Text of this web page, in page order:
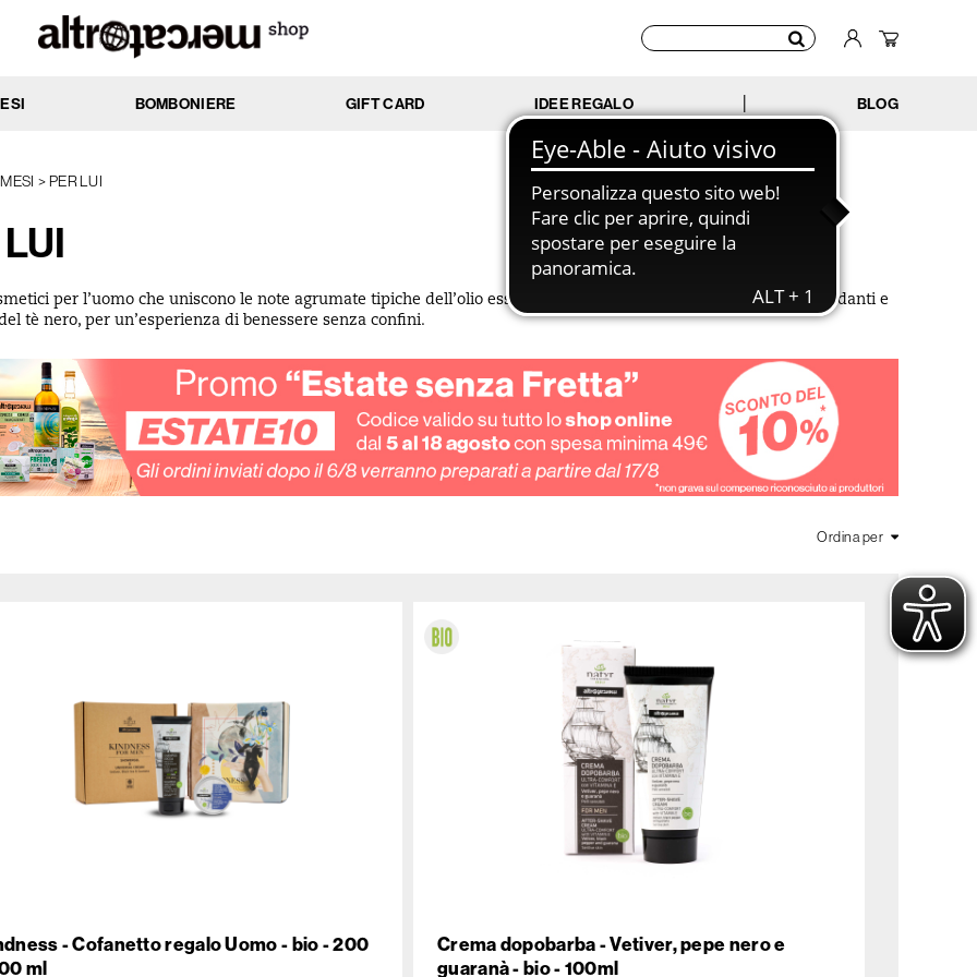
impure
e delicate
Idratante
Rassodante
Riattivante
Riequilibrante
BOMBONIERE GIFT CARD IDEE REGALO BLOG
PER LUI
per l’uomo che uniscono le note agrumate tipiche dell’olio essenziale di bergamotto alle proprietà antiossidanti e
tè nero, per un’esperienza di benessere senza confini.
Ordina per
- Cofanetto regalo Uomo - bio - 200
ml
Crema dopobarba - Vetiver, pepe nero e
guaranà - bio - 100ml